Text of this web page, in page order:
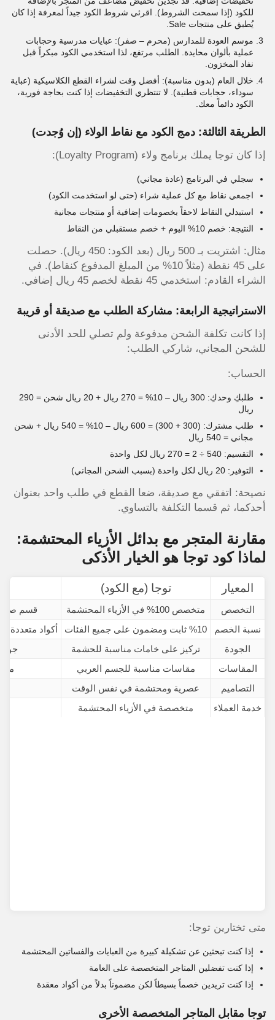
للكود (إذا سمحت الشروط). اقرئي شروط الكود جيداً لمعرفة إذا كان
يُطبق على منتجات Sale.
موسم العودة للمدارس (محرم – صفر): عبايات مدرسية وحجابات
عملية بألوان محايدة. الطلب مرتفع، لذا استخدمي الكود مبكراً قبل
نفاد المخزون.
خلال العام (بدون مناسبة): أفضل وقت لشراء القطع الكلاسيكية (عباية
سوداء، حجابات قطنية). لا تنتظري التخفيضات إذا كنت بحاجة فورية،
الكود دائماً معك.
الطريقة الثالثة: دمج الكود مع نقاط الولاء (إن وُجدت)
إذا كان توجا يملك برنامج ولاء (Loyalty Program):
سجلي في البرنامج (عادة مجاني)
اجمعي نقاط مع كل عملية شراء (حتى لو استخدمت الكود)
استبدلي النقاط لاحقاً بخصومات إضافية أو منتجات مجانية
النتيجة: خصم 10% اليوم + خصم مستقبلي من النقاط
مثال: اشتريت بـ 500 ريال (بعد الكود: 450 ريال). حصلت
على 45 نقطة (مثلاً 10% من المبلغ المدفوع كنقاط). في
الشراء القادم: استخدمي 45 نقطة لخصم 45 ريال إضافي.
الاستراتيجية الرابعة: مشاركة الطلب مع صديقة أو قريبة
إذا كانت تكلفة الشحن مدفوعة ولم تصلي للحد الأدنى
للشحن المجاني، شاركي الطلب:
الحساب:
طلبكِ وحدكِ: 300 ريال – 10% = 270 ريال + 20 ريال شحن = 290
ريال
طلب مشترك: (300 + 300) = 600 ريال – 10% = 540 ريال + شحن
مجاني = 540 ريال
التقسيم: 540 ÷ 2 = 270 ريال لكل واحدة
التوفير: 20 ريال لكل واحدة (بسبب الشحن المجاني)
نصيحة: اتفقي مع صديقة، ضعا القطع في طلب واحد بعنوان
أحدكما، ثم قسما التكلفة بالتساوي.
مقارنة المتجر مع بدائل الأزياء المحتشمة:
لماذا كود توجا هو الخيار الأذكى
المعيار توجا (مع الكود)
التخصص متخصص 100% في الأزياء المحتشمة
قسم
نسبة الخصم
%10 ثابت ومضمون على جميع الفئات
أكواد متعددة مشتتة (5%، 15%،
الجودة
تركيز على خامات مناسبة للحشمة
المقاسات
مقاسات مناسبة للجسم العربي
التصاميم
عصرية ومحتشمة في نفس الوقت
خدمة العملاء
متخصصة في الأزياء المحتشمة
متى تختارين توجا:
إذا كنت تبحثين عن تشكيلة كبيرة من العبايات والفساتين المحتشمة
إذا كنت تفضلين المتاجر المتخصصة على العامة
إذا كنت تريدين خصماً بسيطاً لكن مضموناً بدلاً من أكواد معقدة
توجا مقابل المتاجر المتخصصة الأخرى